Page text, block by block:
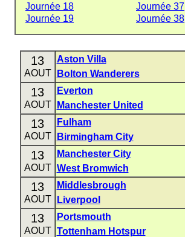
Journée 18
Journée 37
Journée 19
Journée 38
13
AOUT
Aston Villa
Bolton Wanderers
13
AOUT
Everton
Manchester United
13
AOUT
Fulham
Birmingham City
13
AOUT
Manchester City
West Bromwich
13
AOUT
Middlesbrough
Liverpool
13
AOUT
Portsmouth
Tottenham Hotspur